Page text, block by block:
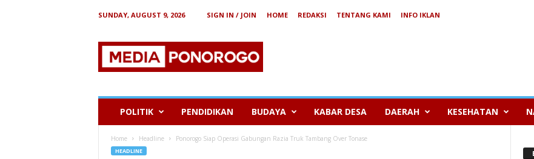
SUNDAY, AUGUST 9, 2026 SIGN IN / JOIN HOME REDAKSI TENTANG KAMI
INFO IKLAN
e
POLITIK PENDIDIKAN BUDAYA KABAR DESA DAERAH KESEHATAN
Home Headline Ponorogo Siap Operasi Gabungan Razia Truk Tambang Over Tonase
HEADLINE